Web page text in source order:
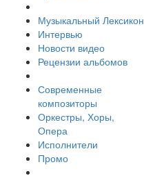
Музыкальный Лексикон
Интервью
Новости видео
Рецензии альбомов
Современные
композиторы
Оркестры, Хоры,
Опера
Исполнители
Промо